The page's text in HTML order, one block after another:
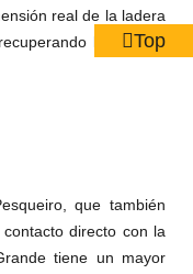
real de la ladera
la energía
que también
directo con la
tiene un mayor
Top